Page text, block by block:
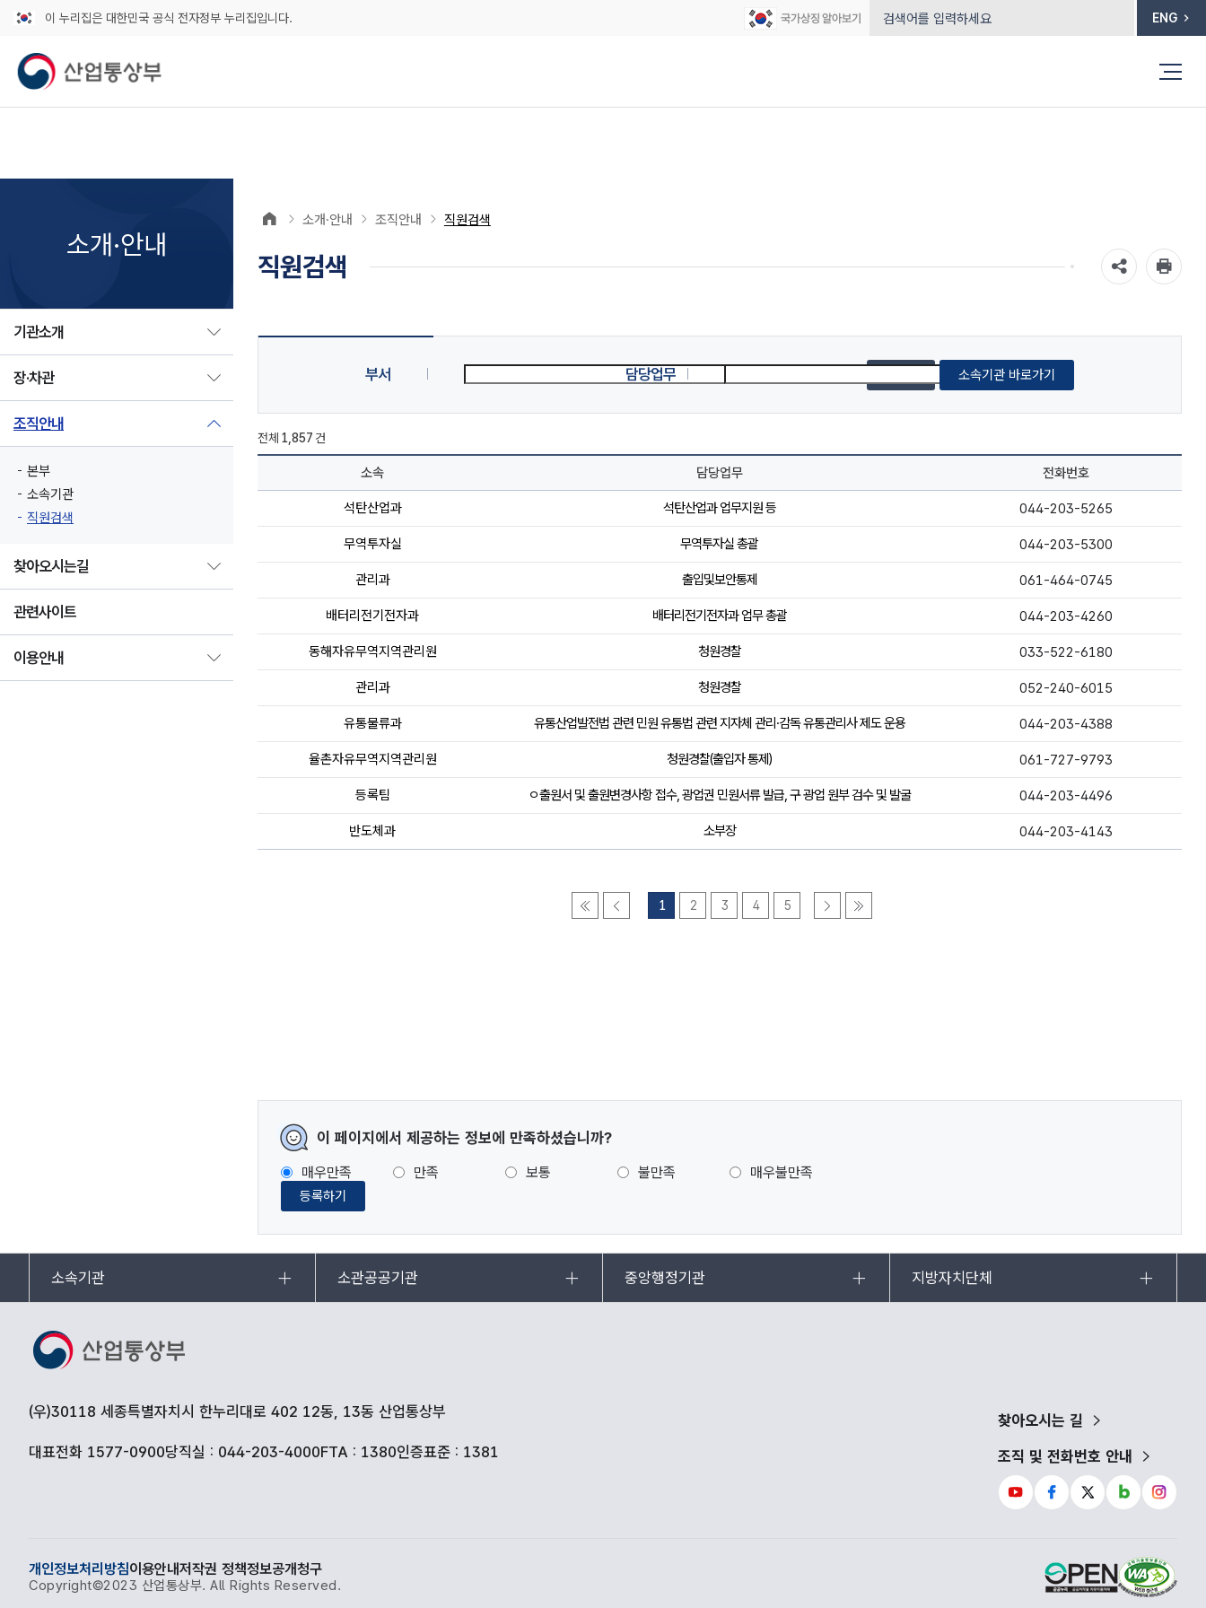
이 누리집은 대한민국 공식 전자정부 누리집입니다. ENG
소개·안내
기관소개
장·차관
조직안내
본부
소속기관
직원검색
찾아오시는길
관련사이트
이용안내
소개·안내 조직안내 직원검색
직원검색
부서 담당업무 소속기관 바로가기
전체 1,857 건
소속 담당업무 전화번호
석탄산업과 석탄산업과 업무지원 등 044-203-5265
무역투자실 무역투자실 총괄 044-203-5300
관리과 출입및보안통제 061-464-0745
배터리전기전자과 배터리전기전자과 업무 총괄 044-203-4260
동해자유무역지역관리원 청원경찰 033-522-6180
관리과 청원경찰 052-240-6015
유통물류과 유통산업발전법 관련 민원 유통법 관련 지자체 관리·감독 유통관리사 제도 운용 044-203-4388
율촌자유무역지역관리원 청원경찰(출입자 통제) 061-727-9793
등록팀 ㅇ출원서 및 출원변경사항 접수, 광업권 민원서류 발급, 구 광업 원부 검수 및 발굴 044-203-4496
반도체과 소부장 044-203-4143
1 2 3 4 5
이 페이지에서 제공하는 정보에 만족하셨습니까?
매우만족 만족 보통 불만족 매우불만족
등록하기
소속기관 소관공공기관 중앙행정기관 지방자치단체
(우)30118 세종특별자치시 한누리대로 402 12동, 13동 산업통상부
대표전화 1577-0900당직실 : 044-203-4000FTA : 1380인증표준 : 1381
찾아오시는 길
조직 및 전화번호 안내
개인정보처리방침이용안내저작권 정책정보공개청구
Copyright©2023 산업통상부. All Rights Reserved.